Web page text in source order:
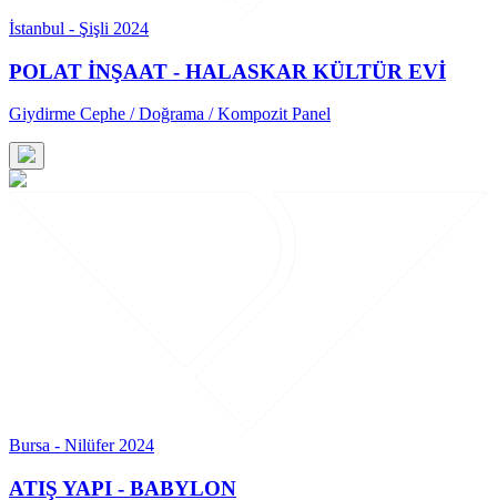
İstanbul - Şişli 2024
POLAT İNŞAAT - HALASKAR KÜLTÜR EVİ
Giydirme Cephe / Doğrama / Kompozit Panel
Bursa - Nilüfer 2024
ATIŞ YAPI - BABYLON